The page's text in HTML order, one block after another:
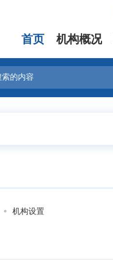
首页 机构概况
机构设置